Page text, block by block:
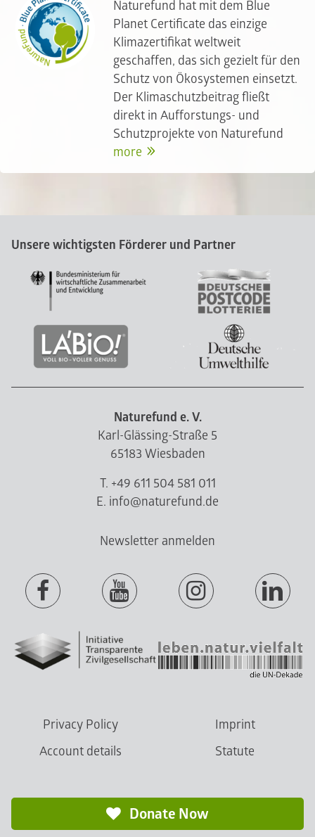
Naturefund hat mit dem Blue
Planet Certificate das einzige
Klimazertifikat weltweit
geschaffen, das sich gezielt für den
Schutz von Ökosystemen einsetzt.
Der Klimaschutzbeitrag fließt
direkt in Aufforstungs- und
Schutzprojekte von Naturefund
more
Unsere wichtigsten Förderer und Partner
Naturefund e. V.
Karl-Glässing-Straße 5
65183 Wiesbaden
T. +49 611 504 581 011
E. info@naturefund.de
Newsletter anmelden
Privacy Policy
Imprint
Account details
Statute
Donate Now